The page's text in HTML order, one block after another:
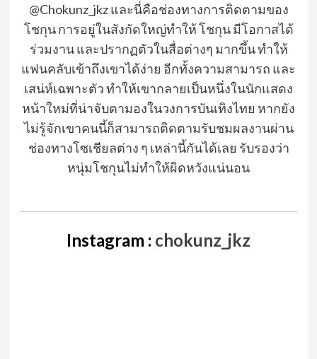
@Chokunz_jkzและนี่คือช่องทางการติดตามของ
โชกุน การอยู่ในสังกัดใหญ่ทำให้โชกุนมีโอกาสได้
ร่วมงาน และปรากฏตัวในสื่อต่างๆ มากขึ้นทำให้
แฟนคลับเข้าถึงเขาได้ง่าย อีกทั้งความสามารถ และ
เสน่ห์เฉพาะตัวทำให้เขากลายเป็นหนึ่งในนักแสดง
หน้าใหม่ที่น่าจับตามองในวงการบันเทิงไทย หากยัง
ไม่รู้จักเขาคนนี้ก็สามารถติดตามรับชมผลงานผ่าน
ช่องทางโซเชียลต่าง ๆ เหล่านี้กันได้เลย รับรองว่า
หนุ่มโชกุนไม่ทำให้ผิดหวังแน่นอน
Instagram : chokunz_jkz